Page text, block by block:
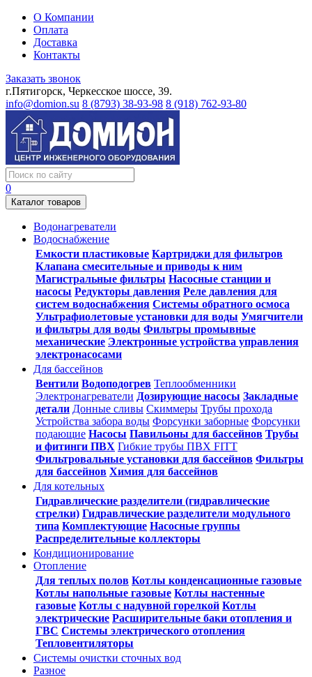
О Компании
Оплата
Доставка
Контакты
Заказать звонок
г.Пятигорск, Черкесское шоссе, 39.
info@domion.su 8 (8793) 38-93-98 8 (918) 762-93-80
0
Каталог товаров
Водонагреватели
Водоснабжение
Емкости пластиковые Картриджи для фильтров
Клапана смесительные и приводы к ним
Магистральные фильтры Насосные станции и
насосы Редукторы давления Реле давления для
систем водоснабжения Системы обратного осмоса
Ультрафиолетовые установки для воды Умягчители
и фильтры для воды Фильтры промывные
механические Электронные устройства управления
электронасосами
Для бассейнов
Вентили Водоподогрев Теплообменники
Электронагреватели Дозирующие насосы Закладные
детали Донные сливы Скиммеры Трубы прохода
Устройства забора воды Форсунки заборные Форсунки
подающие Насосы Павильоны для бассейнов Трубы
и фитинги ПВХ Гибкие трубы ПВХ FITT
Фильтровальные установки для бассейнов Фильтры
для бассейнов Химия для бассейнов
Для котельных
Гидравлические разделители (гидравлические
стрелки) Гидравлические разделители модульного
типа Комплектующие Насосные группы
Распределительные коллекторы
Кондиционирование
Отопление
Для теплых полов Котлы конденсационные газовые
Котлы напольные газовые Котлы настенные
газовые Котлы с надувной горелкой Котлы
электрические Расширительные баки отопления и
ГВС Системы электрического отопления
Тепловентиляторы
Системы очистки сточных вод
Разное